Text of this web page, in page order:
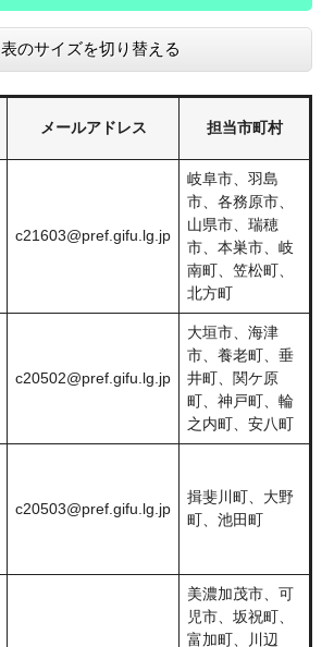
表のサイズを切り替える
メールアドレス 担当市町村
c21603@pref.gifu.lg.jp
岐阜市、羽島
市、各務原市、
山県市、瑞穂
市、本巣市、岐
南町、笠松町、
北方町
c20502@pref.gifu.lg.jp
大垣市、海津
市、養老町、垂
井町、関ケ原
町、神戸町、輪
之内町、安八町
c20503@pref.gifu.lg.jp
揖斐川町、大野
町、池田町
美濃加茂市、可
児市、坂祝町、
富加町、川辺